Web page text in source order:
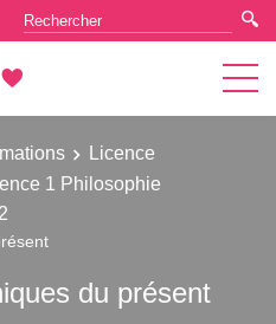
Licence
1 Philosophie
du présent